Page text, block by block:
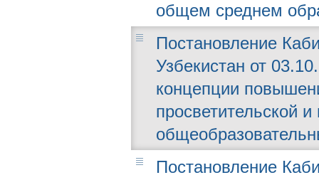
общем среднем
Постановление
Узбекистан от
концепции
просветительской
Постановление